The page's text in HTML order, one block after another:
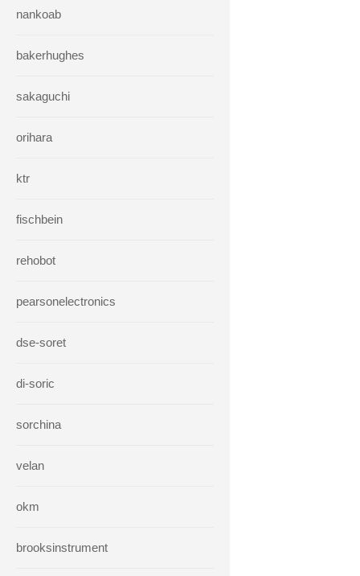
nankoab
bakerhughes
sakaguchi
orihara
ktr
fischbein
rehobot
pearsonelectronics
dse-soret
di-soric
sorchina
velan
okm
brooksinstrument